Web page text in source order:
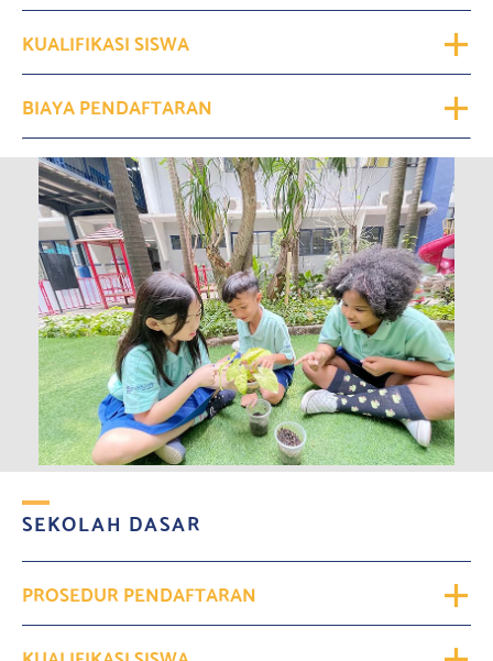
KUALIFIKASI SISWA
BIAYA PENDAFTARAN
SEKOLAH DASAR
PROSEDUR PENDAFTARAN